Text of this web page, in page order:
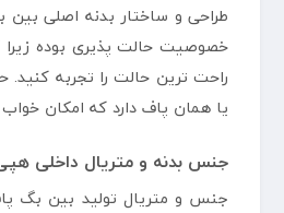
طراحی و ساختار بدنه اصلی
خصوصیت حالت پذیری بوده
راحت ترین حالت را تجربه
یا همان پاف دارد که امکان
جنس بدنه و متریال داخلی
جنس و متریال تولید بین بگ